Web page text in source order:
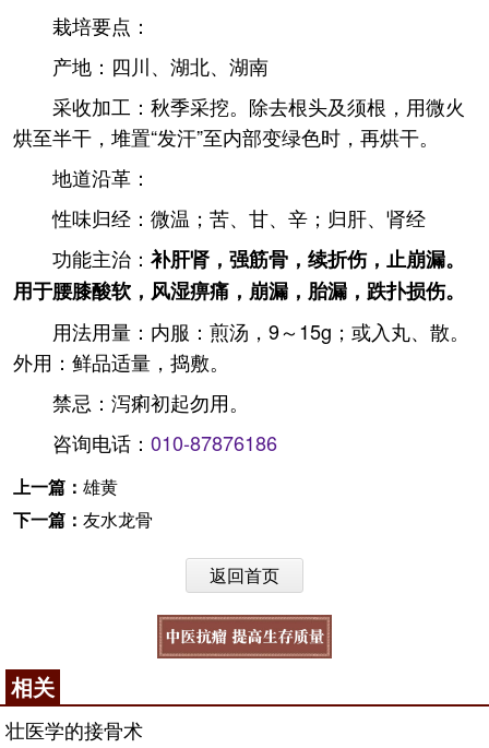
栽培要点：
产地：四川、湖北、湖南
采收加工：秋季采挖。除去根头及须根，用微火
烘至半干，堆置“发汗”至内部变绿色时，再烘干。
地道沿革：
性味归经：微温；苦、甘、辛；归肝、肾经
功能主治： 补肝肾，强筋骨，续折伤，止崩漏。
用于腰膝酸软，风湿痹痛，崩漏，胎漏，跌扑损伤。
用法用量：内服：煎汤，9～15g；或入丸、散。
外用：鲜品适量，捣敷。
禁忌：泻痢初起勿用。
咨询电话： 010-87876186
上一篇： 雄黄
下一篇： 友水龙骨
返回首页
相关
壮医学的接骨术